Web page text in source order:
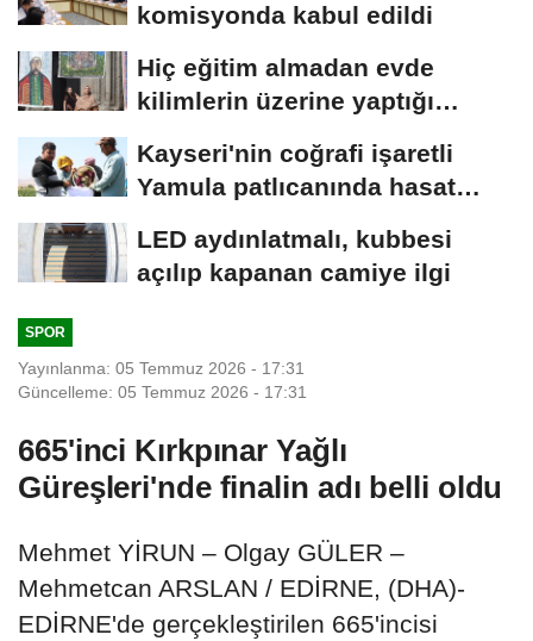
komisyonda kabul edildi
Hiç eğitim almadan evde
kilimlerin üzerine yaptığı
Kayseri'nin coğrafi işaretli
Yamula patlıcanında hasat
LED aydınlatmalı, kubbesi
açılıp kapanan camiye ilgi
SPOR
Yayınlanma: 05 Temmuz 2026 - 17:31
Güncelleme: 05 Temmuz 2026 - 17:31
665'inci Kırkpınar Yağlı
Güreşleri'nde finalin adı belli oldu
Mehmet YİRUN – Olgay GÜLER –
Mehmetcan ARSLAN / EDİRNE, (DHA)-
EDİRNE'de gerçekleştirilen 665'incisi